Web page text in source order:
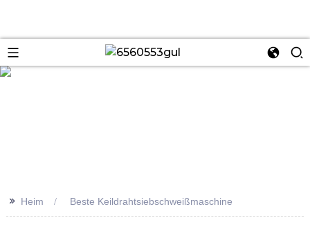
>> Heim Beste Keildrahtsiebschweißmaschine